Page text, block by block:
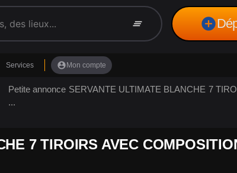
clear_all add_circle
Services account_circle Mon compte
Petite annonce SERVANTE ULTIMATE BLANCHE 7
...
7 TIROIRS AVEC